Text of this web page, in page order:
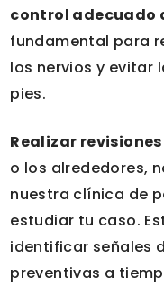
control adecuado
fundamental para
los nervios y evitar
pies.
Realizar
o los alrededores,
nuestra clínica de
estudiar tu caso.
identificar señales
preventivas a